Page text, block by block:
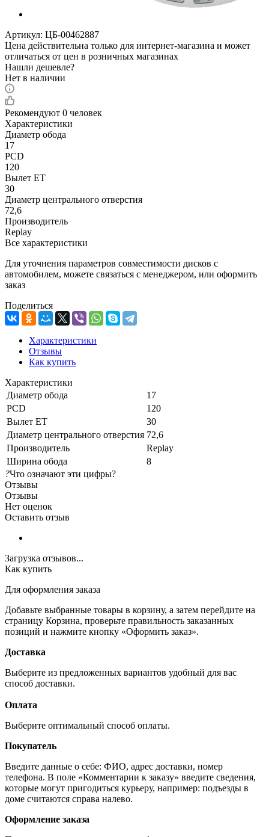
Артикул: ЦБ-00462887
Цена действительна только для интернет-магазина и может
отличаться от цен в розничных магазинах
Нашли дешевле?
Нет в наличии
Рекомендуют 0 человек
Характеристики
Диаметр обода
17
PCD
120
Вылет ET
30
Диаметр центрального отверстия
72,6
Производитель
Replay
Все характеристики
Для уточнения параметров совместимости дисков с
автомобилем, можете связаться с менеджером, или оформить
заказ
Поделиться
Характеристики
Отзывы
Как купить
Характеристики
Диаметр обода
17
PCD
120
Вылет ET
30
Диаметр центрального отверстия 72,6
Производитель
Replay
Ширина обода
8
?Что означают эти цифры?
Отзывы
Отзывы
Нет оценок
Оставить отзыв
Загрузка отзывов...
Как купить
Для оформления заказа
Добавьте выбранные товары в корзину, а затем перейдите на
страницу Корзина, проверьте правильность заказанных
позиций и нажмите кнопку «Оформить заказ».
Доставка
Выберите из предложенных вариантов удобный для вас
способ доставки.
Оплата
Выберите оптимальный способ оплаты.
Покупатель
Введите данные о себе: ФИО, адрес доставки, номер
телефона. В поле «Комментарии к заказу» введите сведения,
которые могут пригодиться курьеру, например: подъезды в
доме считаются справа налево.
Оформление заказа